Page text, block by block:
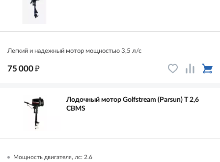
Легкий и надежный мотор мощностью 3,5 л/с
75 000₽
Лодочный мотор Golfstream (Parsun) T 2,6
CBMS
Мощность двигателя, лс: 2.6